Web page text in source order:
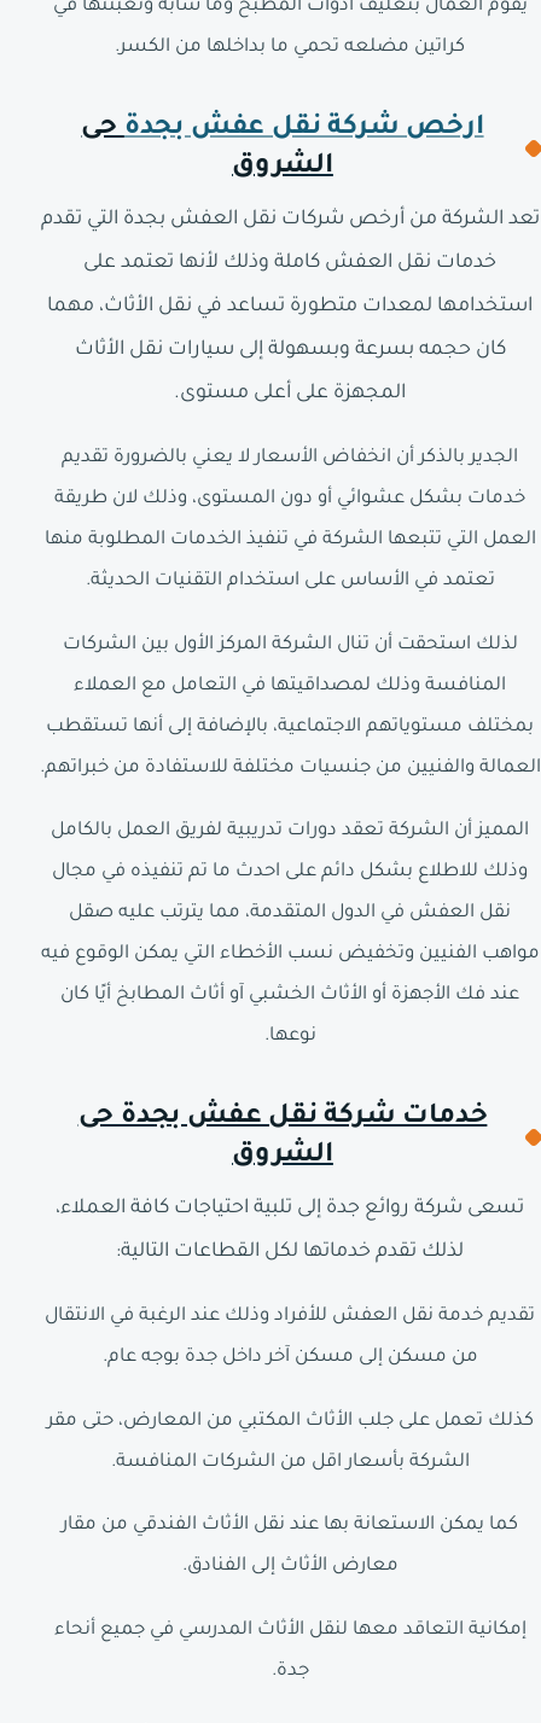
يقوم العمال بتغليف أدوات المطبخ وما شابه وتعبئتها في
كراتين مضلعه تحمي ما بداخلها من الكسر.
ارخص شركة نقل عفش بجدةحى
الشروق
تعد الشركة من أرخص شركات نقل العفش بجدة التي تقدم
خدمات نقل العفش كاملة وذلك لأنها تعتمد على
استخدامها لمعدات متطورة تساعد في نقل الأثاث، مهما
كان حجمه بسرعة وبسهولة إلى سيارات نقل الأثاث
المجهزة على أعلى مستوى.
الجدير بالذكر أن انخفاض الأسعار لا يعني بالضرورة تقديم
خدمات بشكل عشوائي أو دون المستوى، وذلك لان طريقة
العمل التي تتبعها الشركة في تنفيذ الخدمات المطلوبة منها
تعتمد في الأساس على استخدام التقنيات الحديثة.
لذلك استحقت أن تنال الشركة المركز الأول بين الشركات
المنافسة وذلك لمصداقيتها في التعامل مع العملاء
بمختلف مستوياتهم الاجتماعية، بالإضافة إلى أنها تستقطب
العمالة والفنيين من جنسيات مختلفة للاستفادة من خبراتهم.
المميز أن الشركة تعقد دورات تدريبية لفريق العمل بالكامل
وذلك للاطلاع بشكل دائم على احدث ما تم تنفيذه في مجال
نقل العفش في الدول المتقدمة، مما يترتب عليه صقل
مواهب الفنيين وتخفيض نسب الأخطاء التي يمكن الوقوع فيه
عند فك الأجهزة أو الأثاث الخشبي آو أثاث المطابخ أيًا كان
نوعها.
خدمات شركة نقل عفش بجدة حى
الشروق
تسعى شركة روائع جدة إلى تلبية احتياجات كافة العملاء،
لذلك تقدم خدماتها لكل القطاعات التالية:
تقديم خدمة نقل العفش للأفراد وذلك عند الرغبة في الانتقال
من مسكن إلى مسكن آخر داخل جدة بوجه عام.
كذلك تعمل على جلب الأثاث المكتبي من المعارض، حتى مقر
الشركة بأسعار اقل من الشركات المنافسة.
كما يمكن الاستعانة بها عند نقل الأثاث الفندقي من مقار
معارض الأثاث إلى الفنادق.
إمكانية التعاقد معها لنقل الأثاث المدرسي في جميع أنحاء
جدة.